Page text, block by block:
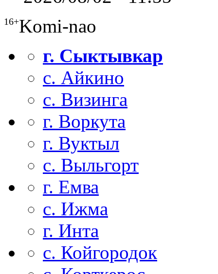
16+Komi-nao
г. Сыктывкар
с. Айкино
с. Визинга
г. Воркута
г. Вуктыл
с. Выльгорт
г. Емва
с. Ижма
г. Инта
с. Койгородок